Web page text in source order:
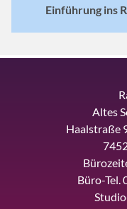
Einführung ins
Altes
Haalstraße
Büro-Tel.